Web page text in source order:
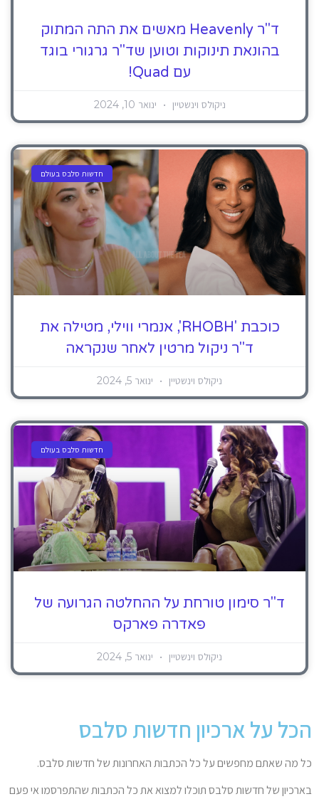
ד"ר Heavenly מאשים את התה המתוק
בהונאת תינוקות וטוען שד"ר גרגורי בוגד
עם Quad!
ניקולס וינשטיין ינואר 10, 2024
חדשות סלבס בעולם
כוכבת 'RHOBH', אנמרי ווילי, מטילה את
ד"ר ניקול מרטין לאחר שנקראה
ניקולס וינשטיין ינואר 5, 2024
חדשות סלבס בעולם
ד"ר סימון טורחת על ההחלטה הגרועה של
פאדרה פארקס
ניקולס וינשטיין ינואר 5, 2024
הכל על ארכיון חדשות סלבס
כל מה שאתם מחפשים על כל הכתבות האחרונות של חדשות סלבס.
בארכיון של חדשות סלבס תוכלו למצוא את כל הכתבות שהתפרסמו אי פעם